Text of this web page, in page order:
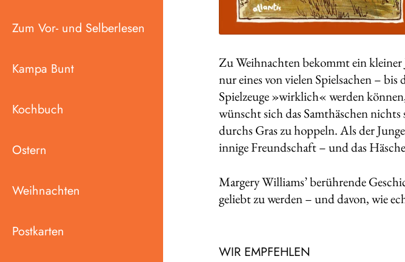
Zum Vor- und Selberlesen
Kampa Bunt
Kochbuch
Ostern
Weihnachten
Postkarten
Zu Weihnachten bekommt ein kleiner
nur eines von vielen Spielsachen – bis
Spielzeuge »wirklich« werden
wünscht sich das Samthäschen
durchs Gras zu hoppeln. Als der
innige Freundschaft – und das
Margery Williams’ berührende
geliebt zu werden – und davon, wie
WIR EMPFEHLEN